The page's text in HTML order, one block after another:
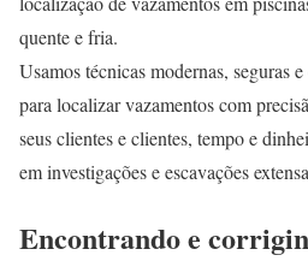
quente e fria.
Usamos técnicas modernas, seguras
para localizar vazamentos com
seus clientes e clientes, tempo e
em investigações e escavações
Encontrando e